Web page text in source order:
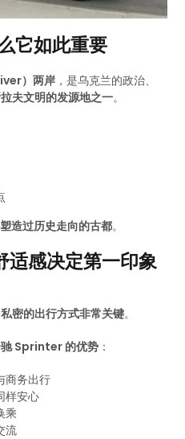
它如此重要
）两岸 ，是乌克兰的政治、
夫文明的发源地之一。
塑造过历史走向的古都。
适感决定第一印象
密的出行方式非常关键。
Sprinter 的优势 ：
商务出行
样安心
乘
流